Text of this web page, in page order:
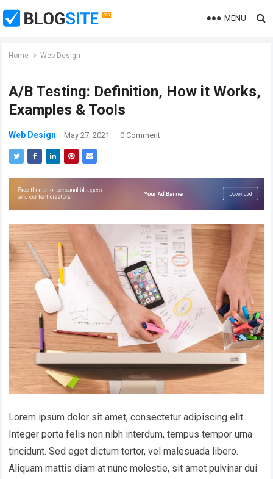
MENU
Home Web Design
A/B Testing: Definition, How it Works,
Examples & Tools
Web Design May 27, 2021 · 0 Comment
Lorem ipsum dolor sit amet, consectetur adipiscing elit.
Integer porta felis non nibh interdum, tempus tempor urna
tincidunt. Sed eget dictum tortor, vel malesuada libero.
Aliquam mattis diam at nunc molestie, sit amet pulvinar dui